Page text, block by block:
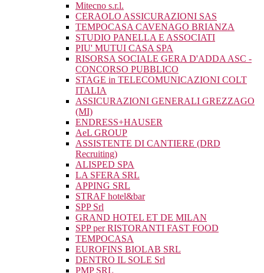
Mitecno s.r.l.
CERAOLO ASSICURAZIONI SAS
TEMPOCASA CAVENAGO BRIANZA
STUDIO PANELLA E ASSOCIATI
PIU' MUTUI CASA SPA
RISORSA SOCIALE GERA D'ADDA ASC -
CONCORSO PUBBLICO
STAGE in TELECOMUNICAZIONI COLT
ITALIA
ASSICURAZIONI GENERALI GREZZAGO
(MI)
ENDRESS+HAUSER
AeL GROUP
ASSISTENTE DI CANTIERE (DRD
Recruiting)
ALISPED SPA
LA SFERA SRL
APPING SRL
STRAF hotel&bar
SPP Srl
GRAND HOTEL ET DE MILAN
SPP per RISTORANTI FAST FOOD
TEMPOCASA
EUROFINS BIOLAB SRL
DENTRO IL SOLE Srl
PMP SRL